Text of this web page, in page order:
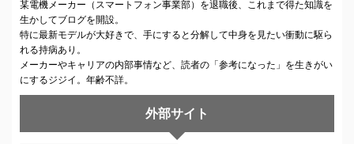
某電機メーカー（スマートフォン事業部）を退職後、これまで得た知識を
生かしてブログを開設。
特に最新モデルが大好きで、手にすると分解して中身を見たい衝動に駆ら
れる持病あり。
メーカーやキャリアの内部事情など、読者の「参考になった」を生きがい
にするジジイ。年齢不詳。
外部サイト